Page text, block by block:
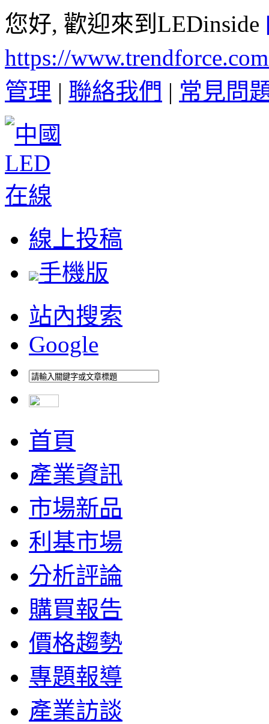
您好, 歡迎來到LEDinside
https://
管理 | 聯絡我們 | 常見問
線上投稿
手機版
站內搜索
Google
首頁
產業資訊
市場新品
利基市場
分析評論
購買報告
價格趨勢
專題報導
產業訪談